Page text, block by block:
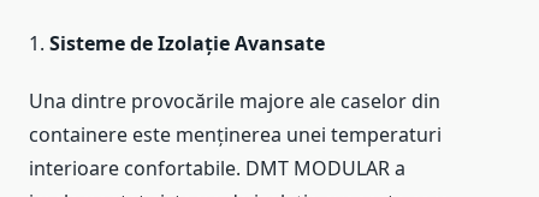
1. Sisteme de Izolație Avansate
Una dintre provocările majore ale caselor din
containere este menținerea unei temperaturi
interioare confortabile. DMT MODULAR a